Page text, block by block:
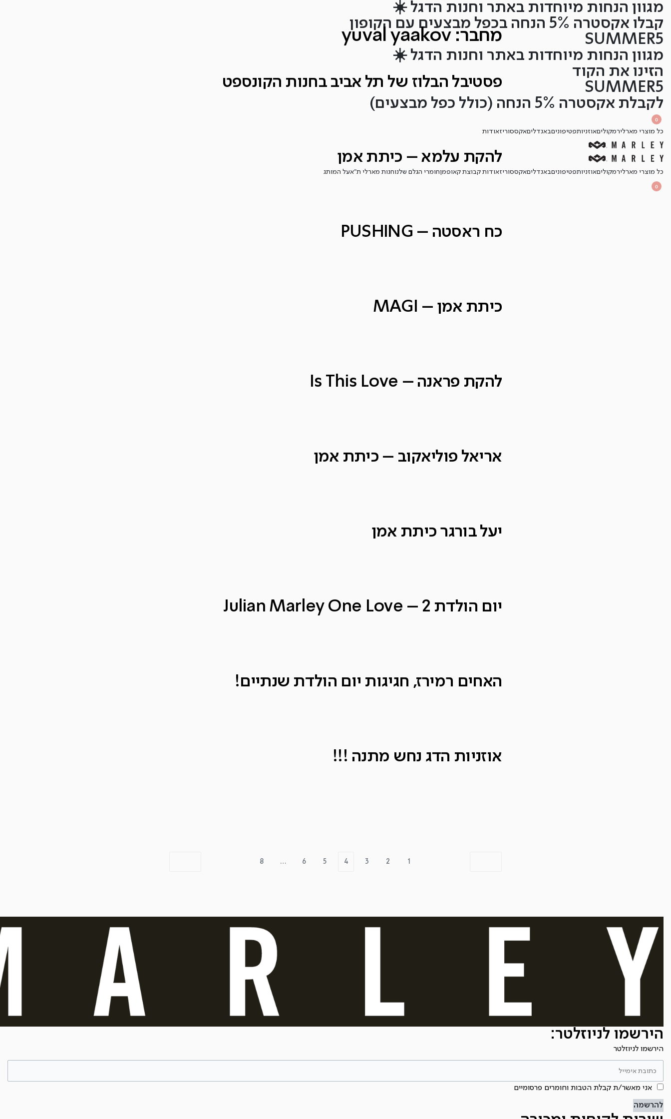
Skip
content
מגוון הנחות מיוחדות באתר וחנות הדגל ☀️
קבלו אקסטרה 5% הנחה בכפל מבצעים עם הקופון
SUMMER5
מגוון הנחות מיוחדות באתר וחנות הדגל ☀️
הזינו את הקוד
SUMMER5
לקבלת אקסטרה 5% הנחה (כולל כפל מבצעים)
SEARCH
OPEN
OPEN
ACCOUNT
0
OPEN
CART
כל מוצרי מארלירמקוליםאוזניותפטיפוניםבאנדליםאקססוריזאודות
כל מוצרי מארלירמקוליםאוזניותפטיפוניםבאנדליםאקססוריזאודות קבוצת קאופמןחומרי הגלם שלנוחנות מארלי ת”אעל המותג
OPEN
SEARCH
0
OPEN
מחבר:yuval yaakov
פסטיבל הבלוז של תל אביב בחנות הקונספט
להקת עלמא – כיתת אמן
כח ראסטה – PUSHING
כיתת אמן – MAGI
להקת פראנה – Is This Love
אריאל פוליאקוב – כיתת אמן
יעל בורגר כיתת אמן
יום הולדת 2 – Julian Marley One Love
האחים רמירז, חגיגות יום הולדת שנתיים!
אוזניות הדג נחש מתנה !!!
1
2
3
4
5
6
…
8
הירשמו לניוזלטר:
הירשמו לניוזלטר
אני מאשר/ת קבלת הטבות וחומרים פרסומיים
להרשמה